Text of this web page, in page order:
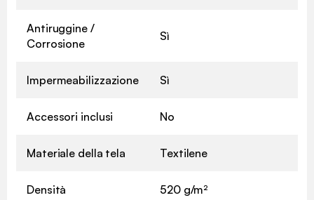
Antiruggine /
Corrosione
Sì
Impermeabilizzazione Sì
Accessori inclusi No
Materiale della tela Textilene
Densità 520 g/m²